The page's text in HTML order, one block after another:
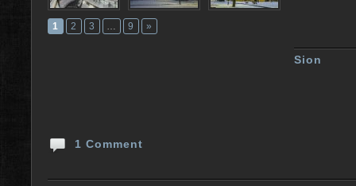
Sion
1 2 3 … 9 »
1 Comment